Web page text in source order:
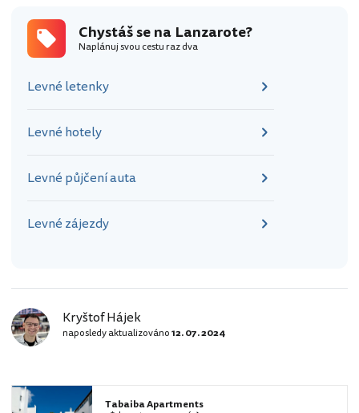
Chystáš se na Lanzarote?
Naplánuj svou cestu raz dva
Levné letenky
Levné hotely
Levné půjčení auta
Levné zájezdy
Kryštof Hájek
naposledy aktualizováno12. 07. 2024
Tabaiba Apartments